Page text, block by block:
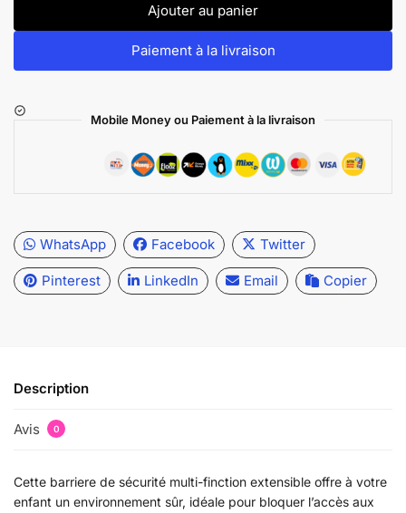
Ajouter au panier
Paiement à la livraison
Mobile Money ou Paiement à la livraison
WhatsApp Facebook Twitter
Pinterest LinkedIn Email Copier
Description
Avis 0
Cette barriere de sécurité multi-finction extensible offre à votre
enfant un environnement sûr, idéale pour bloquer l’accès aux